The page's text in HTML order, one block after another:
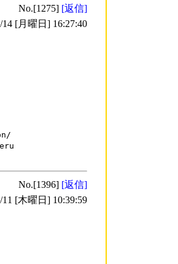
No.[1275] [返信]
[月曜日] 16:27:40
No.[1396] [返信]
[木曜日] 10:39:59